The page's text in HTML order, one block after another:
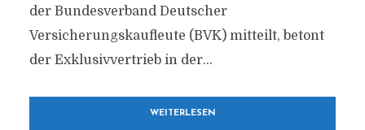
der Bundesverband Deutscher
Versicherungskaufleute (BVK) mitteilt, betont
der Exklusivvertrieb in der...
WEITERLESEN